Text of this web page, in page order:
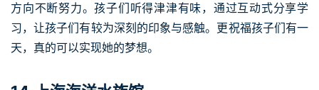
方向不断努力。孩子们听得津津有味，通过互动式分享学
习，让孩子们有较为深刻的印象与感触。更祝福孩子们有一
天，真的可以实现她的梦想。